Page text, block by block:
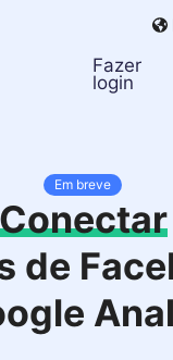
Fazer
login
Em breve
Conectar
de